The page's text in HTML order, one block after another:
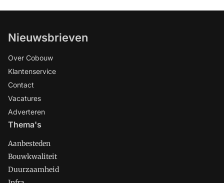
Nieuwsbrieven
Over Cobouw
Klantenservice
Contact
Vacatures
Adverteren
Thema's
Aanbesteden
Bouwkwaliteit
Duurzaamheid